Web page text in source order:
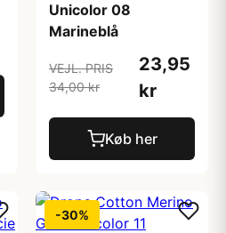
Unicolor 08
Marineblå
VEJL. PRIS
34,00 kr
23,95
kr
Køb her
-30%